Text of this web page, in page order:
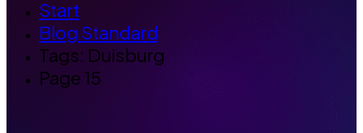
Start
Blog Standard
Tags: Duisburg
Page 15